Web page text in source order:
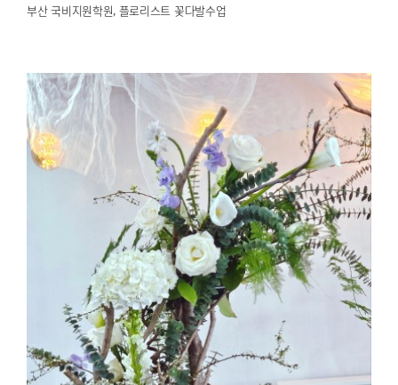
부산 국비지원학원, 플로리스트 꽃다발수업